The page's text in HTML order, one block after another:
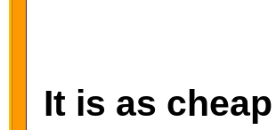
It is as